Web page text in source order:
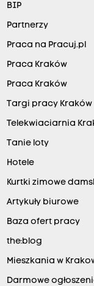
BIP
Partnerzy
Praca na Pracuj.pl
Praca Kraków
Praca Kraków
Targi pracy Kraków
Telekwiaciarnia
Tanie loty
Hotele
Kurtki zimowe
Artykuły biurowe
Baza ofert pracy
the:blog
Mieszkania w
Darmowe